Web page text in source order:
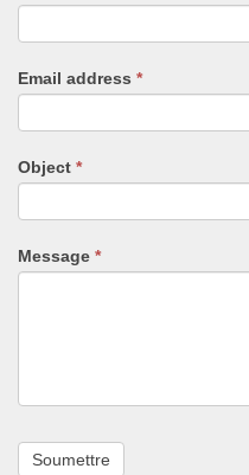
Email address *
Object *
Message *
you
are
leave
field